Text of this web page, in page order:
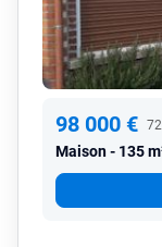
98 000 €
Maison 135